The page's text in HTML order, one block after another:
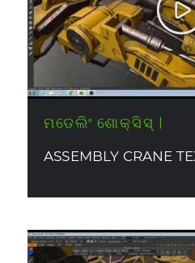
ମଡେଲିଂ ଶୋକ୍ସିସ୍ |
ASSEMBLY CRANE